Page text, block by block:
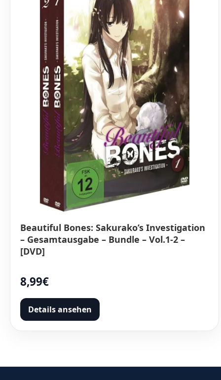
Beautiful Bones: Sakurako’s Investigation
– Gesamtausgabe – Bundle – Vol.1-2 –
[DVD]
8,99€
Details ansehen